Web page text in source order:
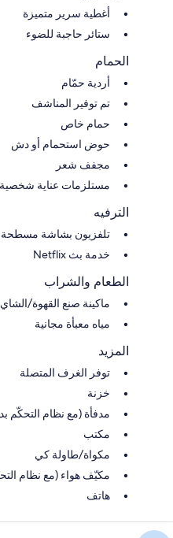
أغطية سرير متميزة
ستائر حاجبة للضوء
الحمام
أردية حمّام
تم توفير المناشف
حمام خاص
حوض استحمام أو دش
مجفف شعر
مستلزمات عناية شخصية
الترفيه
تلفزيون بشاشة مسطحة بحجم
خدمة بث Netflix
الطعام والشراب
ماكينة صنع القهوة/الشاي
مياه معبأة مجانية
المزيد
توفر الغرف المتصلة
خزنة
مدفأة (مع نظام التحكّم
مكتب
مكواة/طاولة كي
مكيّف هواء (مع نظام
هاتف